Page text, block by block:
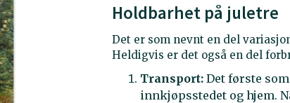
Holdbarhet på juletre
Det er som nevnt en del
Heldigvis er det også en del
Transport:Det første
innkjøpsstedet og hjem.